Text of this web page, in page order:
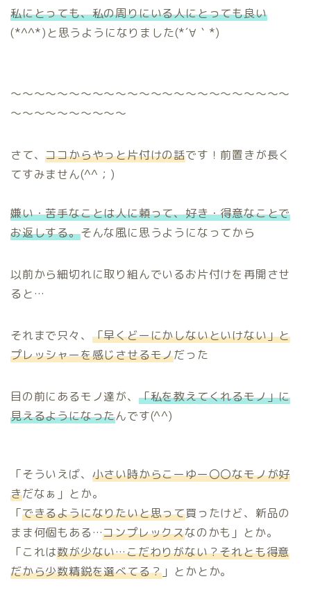
私にとっても、私の周りにいる人にとっても良い
(*^^*)と思うようになりました(*´∀｀*)
～～～～～～～～～～～～～～～～～～～～～～～～
～～～～～～～～～～
さて、ココからやっと片付けの話です！前置きが長く
てすみません(^^；)
嫌い・苦手なことは人に頼って、好き・得意なことで
お返しする。そんな風に思うようになってから
以前から細切れに取り組んでいるお片付けを再開させ
ると…
それまで只々、 「早くどーにかしないといけない」と
プレッシャーを感じさせるモノだった
目の前にあるモノ達が、 「私を教えてくれるモノ」に
見えるようになったんです(^^)
「そういえば、 小さい時からこーゆー〇〇なモノが好
きだなぁ」とか。
「できるようになりたいと思って買ったけど、新品の
まま何個もある…コンプレックスなのかも」とか。
「これは数が少ない…こだわりがない？それとも得意
だから少数精鋭を選べてる？ 」とかとか。